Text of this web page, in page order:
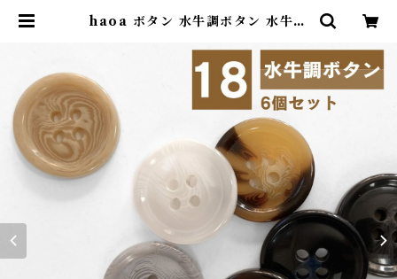
haoa ボタン 水牛調ボタン 水牛角
コート ジャケット 四つ穴ボタン ボ
タン プラボタン 艶あり 直径18mm
6個セット | コモンママ